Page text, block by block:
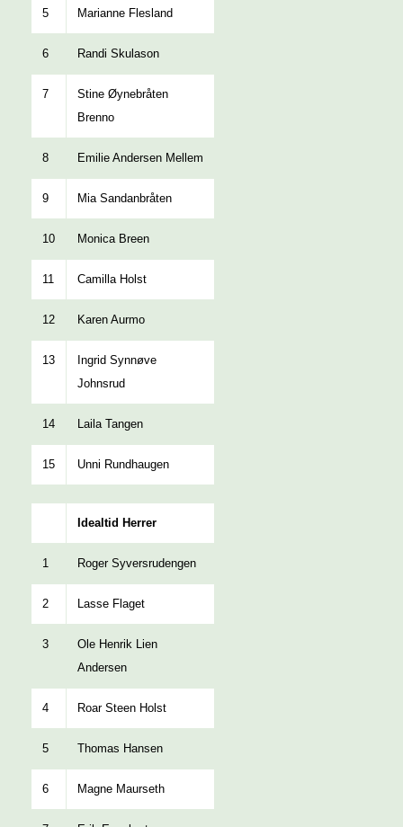
5 Marianne Flesland
6 Randi Skulason
7
Stine Øynebråten
Brenno
8 Emilie Andersen Mellem
9 Mia Sandanbråten
10 Monica Breen
11 Camilla Holst
12 Karen Aurmo
13
Ingrid Synnøve
Johnsrud
14 Laila Tangen
15 Unni Rundhaugen
Idealtid Herrer
1 Roger Syversrudengen
2 Lasse Flaget
3
Ole Henrik Lien
Andersen
4 Roar Steen Holst
5 Thomas Hansen
6 Magne Maurseth